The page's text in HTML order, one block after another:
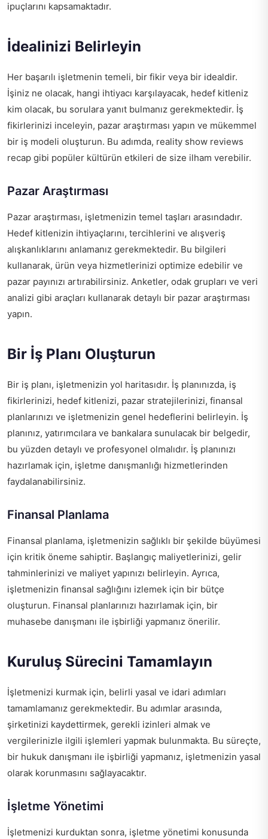
ipuçlarını kapsamaktadır.
İdealinizi Belirleyin
Her başarılı işletmenin temeli, bir fikir veya bir idealdir.
İşiniz ne olacak, hangi ihtiyacı karşılayacak, hedef kitleniz
kim olacak, bu sorulara yanıt bulmanız gerekmektedir. İş
fikirlerinizi inceleyin, pazar araştırması yapın ve mükemmel
bir iş modeli oluşturun. Bu adımda, reality show reviews
recap gibi popüler kültürün etkileri de size ilham verebilir.
Pazar Araştırması
Pazar araştırması, işletmenizin temel taşları arasındadır.
Hedef kitlenizin ihtiyaçlarını, tercihlerini ve alışveriş
alışkanlıklarını anlamanız gerekmektedir. Bu bilgileri
kullanarak, ürün veya hizmetlerinizi optimize edebilir ve
pazar payınızı artırabilirsiniz. Anketler, odak grupları ve veri
analizi gibi araçları kullanarak detaylı bir pazar araştırması
yapın.
Bir İş Planı Oluşturun
Bir iş planı, işletmenizin yol haritasıdır. İş planınızda, iş
fikirlerinizi, hedef kitlenizi, pazar stratejilerinizi, finansal
planlarınızı ve işletmenizin genel hedeflerini belirleyin. İş
planınız, yatırımcılara ve bankalara sunulacak bir belgedir,
bu yüzden detaylı ve profesyonel olmalıdır. İş planınızı
hazırlamak için, işletme danışmanlığı hizmetlerinden
faydalanabilirsiniz.
Finansal Planlama
Finansal planlama, işletmenizin sağlıklı bir şekilde büyümesi
için kritik öneme sahiptir. Başlangıç maliyetlerinizi, gelir
tahminlerinizi ve maliyet yapınızı belirleyin. Ayrıca,
işletmenizin finansal sağlığını izlemek için bir bütçe
oluşturun. Finansal planlarınızı hazırlamak için, bir
muhasebe danışmanı ile işbirliği yapmanız önerilir.
Kuruluş Sürecini Tamamlayın
İşletmenizi kurmak için, belirli yasal ve idari adımları
tamamlamanız gerekmektedir. Bu adımlar arasında,
şirketinizi kaydettirmek, gerekli izinleri almak ve
vergilerinizle ilgili işlemleri yapmak bulunmakta. Bu süreçte,
bir hukuk danışmanı ile işbirliği yapmanız, işletmenizin yasal
olarak korunmasını sağlayacaktır.
İşletme Yönetimi
İşletmenizi kurduktan sonra, işletme yönetimi konusunda